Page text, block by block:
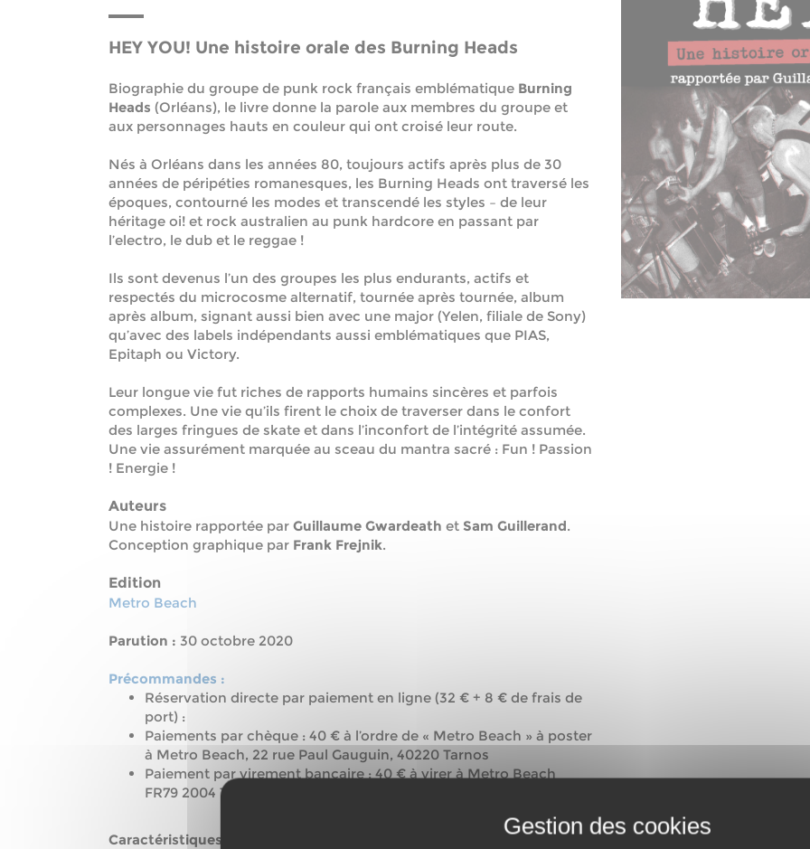
HEY YOU! Une histoire orale des Burning Heads
Biographie du groupe de punk rock français emblématique Burning
Heads (Orléans), le livre donne la parole aux membres du groupe et
aux personnages hauts en couleur qui ont croisé leur route.
Nés à Orléans dans les années 80, toujours actifs après plus de 30
années de péripéties romanesques, les Burning Heads ont traversé les
époques, contourné les modes et transcendé les styles – de leur
héritage oi! et rock australien au punk hardcore en passant par
l’electro, le dub et le reggae !
Ils sont devenus l’un des groupes les plus endurants, actifs et
respectés du microcosme alternatif, tournée après tournée, album
après album, signant aussi bien avec une major (Yelen, filiale de Sony)
qu’avec des labels indépendants aussi emblématiques que PIAS,
Epitaph ou Victory.
Leur longue vie fut riches de rapports humains sincères et parfois
complexes. Une vie qu’ils firent le choix de traverser dans le confort
des larges fringues de skate et dans l’inconfort de l’intégrité assumée.
Une vie assurément marquée au sceau du mantra sacré : Fun ! Passion
! Energie !
Auteurs
Une histoire rapportée par Guillaume Gwardeath et Sam Guillerand.
Conception graphique par Frank Frejnik.
Edition
Metro Beach
Parution : 30 octobre 2020
Précommandes :
Réservation directe par paiement en ligne (32 € + 8 € de frais de
port) :
Paiements par chèque : 40 € à l’ordre de « Metro Beach » à poster
à Metro Beach, 22 rue Paul Gauguin, 40220 Tarnos
Paiement par virement bancaire : 40 € à virer à Metro Beach
FR79 2004 1010 0122 3612 0J02 230 PSSTFRPPBOR
Caractéristiques :